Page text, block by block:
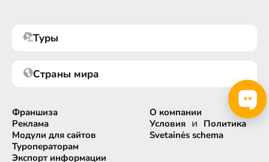
Туры
Страны мира
Франшиза
Реклама
Модули для сайтов
Туроператорам
Экспорт информации
О компании
Условия и Политика
Svetainės schema